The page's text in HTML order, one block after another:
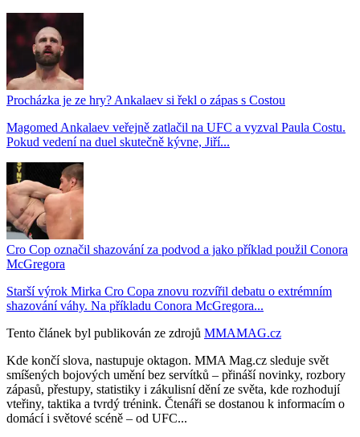
Procházka je ze hry? Ankalaev si řekl o zápas s Costou
Magomed Ankalaev veřejně zatlačil na UFC a vyzval Paula Costu.
Pokud vedení na duel skutečně kývne, Jiří...
Cro Cop označil shazování za podvod a jako příklad použil Conora
McGregora
Starší výrok Mirka Cro Copa znovu rozvířil debatu o extrémním
shazování váhy. Na příkladu Conora McGregora...
Tento článek byl publikován ze zdrojů MMAMAG.cz
Kde končí slova, nastupuje oktagon. MMA Mag.cz sleduje svět
smíšených bojových umění bez servítků – přináší novinky, rozbory
zápasů, přestupy, statistiky i zákulisní dění ze světa, kde rozhodují
vteřiny, taktika a tvrdý trénink. Čtenáři se dostanou k informacím o
domácí i světové scéně – od UFC...